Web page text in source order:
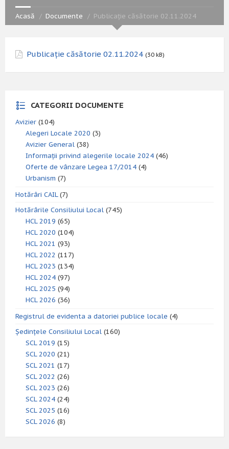
Acasă Documente Publicație căsătorie 02.11.2024
Publicație căsătorie 02.11.2024 (30 kB)
CATEGORII DOCUMENTE
Avizier (104)
Alegeri Locale 2020 (3)
Avizier General (38)
Informații privind alegerile locale 2024 (46)
Oferte de vânzare Legea 17/2014 (4)
Urbanism (7)
Hotărâri CAIL(7)
Hotărârile Consiliului Local (745)
HCL 2019 (65)
HCL 2020 (104)
HCL 2021 (93)
HCL 2022 (117)
HCL 2023 (134)
HCL 2024 (97)
HCL 2025 (94)
HCL 2026 (36)
Registrul de evidenta a datoriei publice locale (4)
Ședințele Consiliului Local (160)
SCL 2019 (15)
SCL 2020 (21)
SCL 2021 (17)
SCL 2022 (26)
SCL 2023 (26)
SCL 2024 (24)
SCL 2025 (16)
SCL 2026 (8)